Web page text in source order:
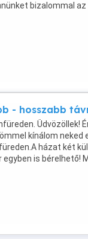
bizalommal az
- hosszabb
Üdvözöllek!
kínálom neked
házat két
egyben is bérelhető!